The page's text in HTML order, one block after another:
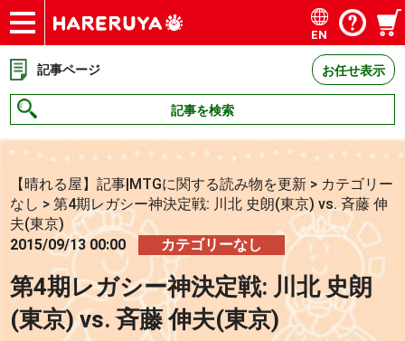
ショップ
買取
記事
デッキ検索
デッキ構築
選手一覧
店舗一覧
イベント
お問い合わせ
EN
記事ページ お任せ表示
記事を検索
【晴れる屋】記事|MTGに関する読み物を更新 > カテゴリー
なし >第4期レガシー神決定戦: 川北 史朗(東京) vs. 斉藤 伸
夫(東京)
2015/09/13 00:00
カテゴリーなし
第4期レガシー神決定戦: 川北 史朗
(東京) vs. 斉藤 伸夫(東京)